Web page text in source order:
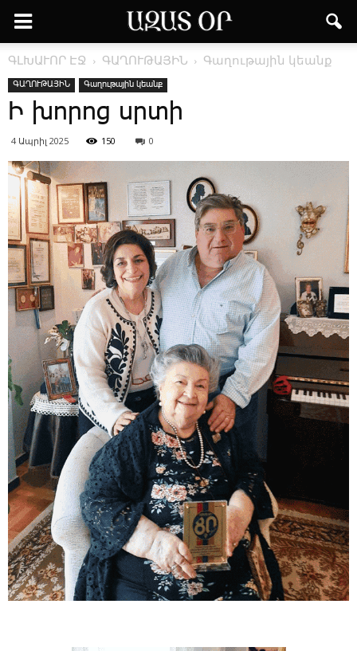
ԳԼԽԱՒՈՐ ԷՋ ԳԱՂՈՒԹԱՅԻՆ Գաղութային կեանք
ԳԱՂՈՒԹԱՅԻՆ Գաղութային կեանք
Ի խո­րոց սրտի
4 Ապրիլ 2025 150 0